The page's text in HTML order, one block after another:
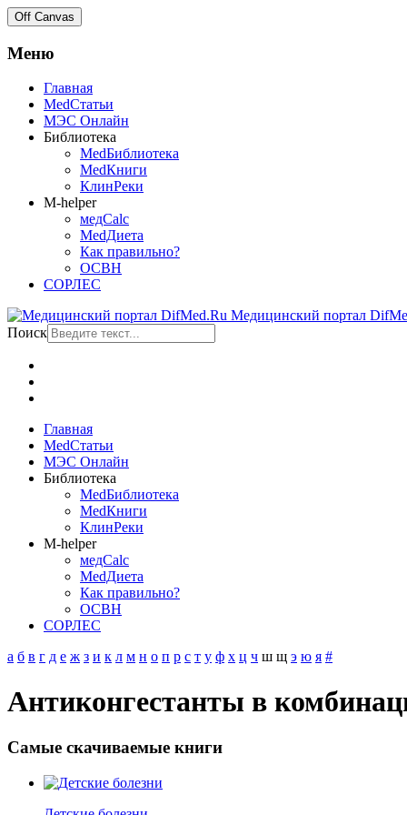
Off Canvas
Меню
Главная
MedСтатьи
МЭС Онлайн
Библиотека
MedБиблиотека
MedКниги
КлинРеки
M-helper
медCalc
MedДиета
Как правильно?
ОСВН
СОРЛЕС
Медицинский портал
Поиск
Главная
MedСтатьи
МЭС Онлайн
Библиотека
MedБиблиотека
MedКниги
КлинРеки
M-helper
медCalc
MedДиета
Как правильно?
ОСВН
СОРЛЕС
а б в г д е ж з и к л м н о п р с т у ф х ц ч ш щ э ю я #
Антиконгестанты в
Самые скачиваемые книги